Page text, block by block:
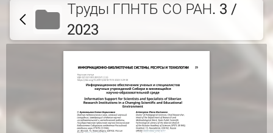
Труды ГПНТБ СО РАН. 3 /
2023